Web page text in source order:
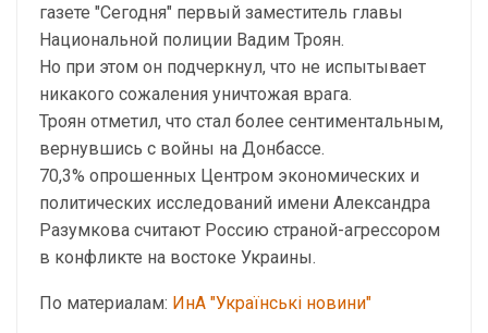
газете "Сегодня" первый заместитель главы
Национальной полиции Вадим Троян.
Но при этом он подчеркнул, что не испытывает
никакого сожаления уничтожая врага.
Троян отметил, что стал более сентиментальным,
вернувшись с войны на Донбассе.
70,3% опрошенных Центром экономических и
политических исследований имени Александра
Разумкова считают Россию страной-агрессором
в конфликте на востоке Украины.
По материалам: ИнА "Українські новини"